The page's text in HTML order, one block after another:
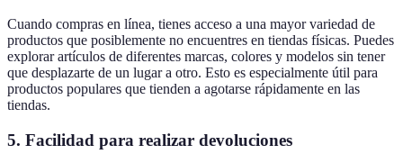
Cuando compras en línea, tienes acceso a una mayor variedad de
productos que posiblemente no encuentres en tiendas físicas. Puedes
explorar artículos de diferentes marcas, colores y modelos sin tener
que desplazarte de un lugar a otro. Esto es especialmente útil para
productos populares que tienden a agotarse rápidamente en las
tiendas.
5. Facilidad para realizar devoluciones